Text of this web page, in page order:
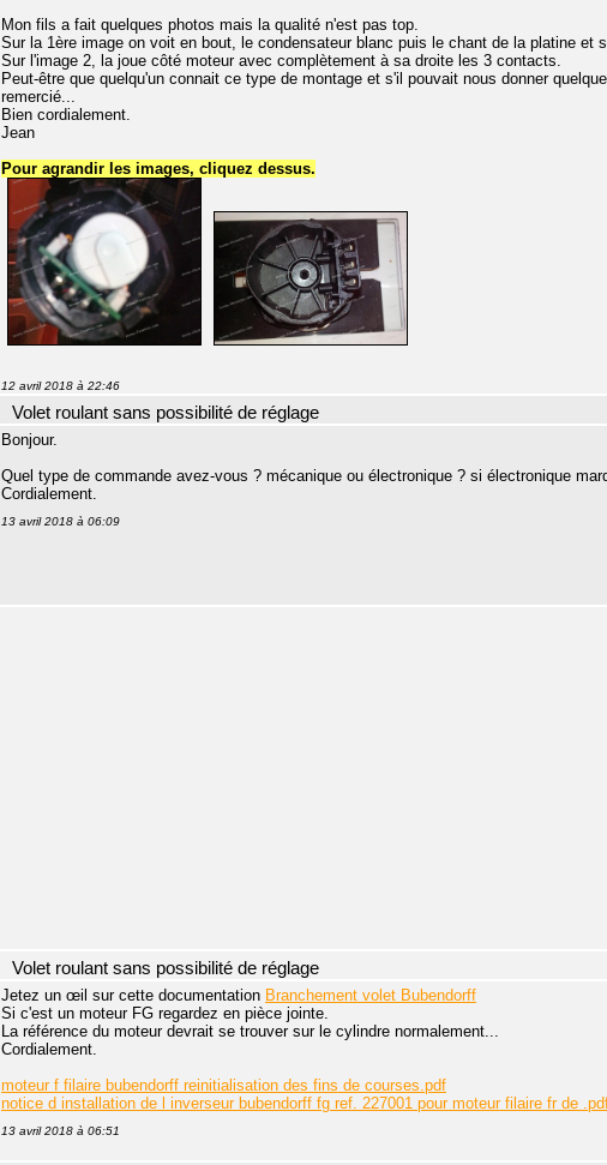
Mon fils a fait quelques photos mais la qualité n'est pas top.
Sur la 1ère image on voit en bout, le condensateur blanc puis le chant de la platine et
Sur l'image 2, la joue côté moteur avec complètement à sa droite les 3 contacts.
Peut-être que quelqu'un connait ce type de montage et s'il pouvait nous donner
remercié...
Bien cordialement.
Jean
Pour agrandir les images, cliquez dessus.
12 avril 2018 à 22:46
Volet roulant sans possibilité de réglage
Bonjour.
Quel type de commande avez-vous ? mécanique ou électronique ? si électronique
Cordialement.
13 avril 2018 à 06:09
Volet roulant sans possibilité de réglage
Jetez un œil sur cette documentation Branchement volet Bubendorff
Si c'est un moteur FG regardez en pièce jointe.
La référence du moteur devrait se trouver sur le cylindre normalement...
Cordialement.
moteur f filaire bubendorff reinitialisation des fins de courses.pdf
notice d installation de l inverseur bubendorff fg ref. 227001 pour moteur filaire fr de
13 avril 2018 à 06:51